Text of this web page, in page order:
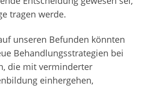
tragen werde.
unseren Befunden könnten
Behandlungsstrategien bei
die mit verminderter
einhergehen,